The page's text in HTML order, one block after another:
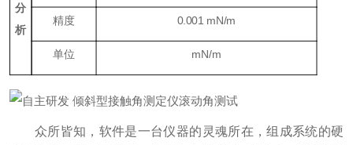
分
析
精度 0.001 mN/m
单位 mN/m
众所皆知，软件是一台仪器的灵魂所在，组成系统的硬